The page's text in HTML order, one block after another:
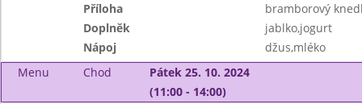
Příloha
bramborový
Doplněk
jablko,jogurt
Nápoj
džus,mléko
Menu
Chod
Pátek 25. 10. 2024
(11:00 - 14:00)